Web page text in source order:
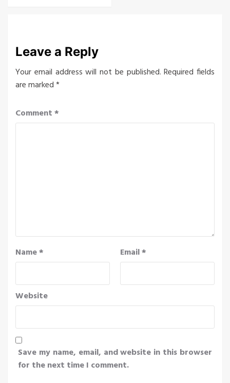
Leave a Reply
Your email address will not be published. Required fields
are marked*
Comment*
Name* Email*
Website
Save my name, email, and website in this browser
for the next time I comment.